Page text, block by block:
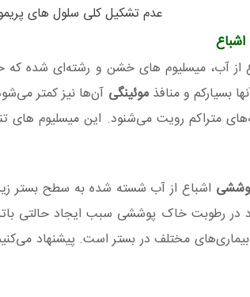
عدم تشکیل کلی سلول های
آب، میسلیوم های خشن و رشته‌ای شده که
بسیارکم و منافذموئینگی آن‌ها نیز کمتر
متراکم رویت می‌شنود. این میسلیوم
اشباع از آب شسته شده به سطح بستر
رطوبت خاک پوششی سبب ایجاد حالتی
مختلف در بستر است. پیشنهاد